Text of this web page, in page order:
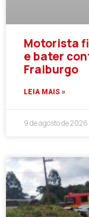
Motorista
e bater
Fraiburgo
LEIA MAIS »
9 de agosto de 2026